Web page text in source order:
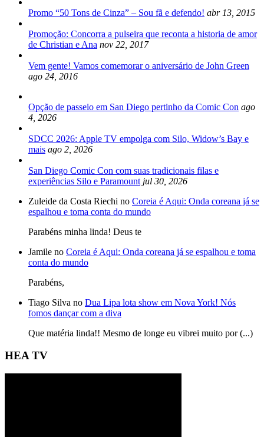
Promo “50 Tons de Cinza” – Sou fã e defendo! abr 13, 2015
Promoção: Concorra a pulseira que reconta a historia de amor
de Christian e Ana nov 22, 2017
Vem gente! Vamos comemorar o aniversário de John Green
ago 24, 2016
Opção de passeio em San Diego pertinho da Comic Con ago
4, 2026
SDCC 2026: Apple TV empolga com Silo, Widow’s Bay e
mais ago 2, 2026
San Diego Comic Con com suas tradicionais filas e
experiências Silo e Paramount jul 30, 2026
Zuleide da Costa Riechi no Coreia é Aqui: Onda coreana já se
espalhou e toma conta do mundo
Parabéns minha linda! Deus te
Jamile no Coreia é Aqui: Onda coreana já se espalhou e toma
conta do mundo
Parabéns,
Tiago Silva no Dua Lipa lota show em Nova York! Nós
fomos dançar com a diva
Que matéria linda!! Mesmo de longe eu vibrei muito por (...)
HEA TV